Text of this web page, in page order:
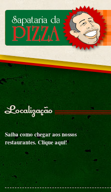
Localização
Saiba como chegar aos nossos
restaurantes.Clique aqui!